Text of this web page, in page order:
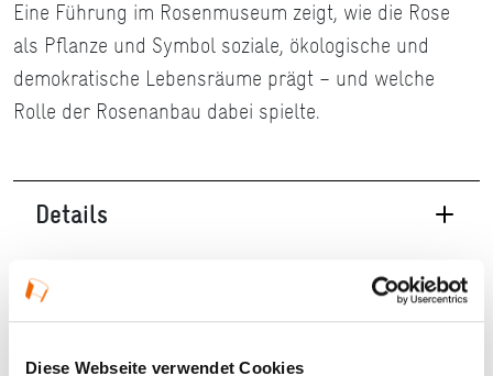
Diese Webseite verwendet Cookies
Eine Führung im Rosenmuseum zeigt, wie die Rose
als Pflanze und Symbol soziale, ökologische und
demokratische Lebensräume prägt – und welche
Rolle der Rosenanbau dabei spielte.
Details
30.08.2026, 15:00 Uhr in Bad Nauheim
Veranstaltungstyp:Führung